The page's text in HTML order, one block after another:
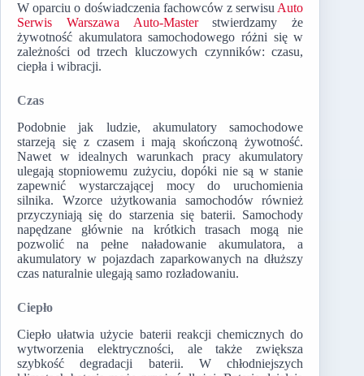
W oparciu o doświadczenia fachowców z serwisu Auto
Serwis Warszawa Auto-Masterstwierdzamy że
żywotność akumulatora samochodowego różni się w
zależności od trzech kluczowych czynników: czasu,
ciepła i wibracji.
Czas
Podobnie jak ludzie, akumulatory samochodowe
starzeją się z czasem i mają skończoną żywotność.
Nawet w idealnych warunkach pracy akumulatory
ulegają stopniowemu zużyciu, dopóki nie są w stanie
zapewnić wystarczającej mocy do uruchomienia
silnika. Wzorce użytkowania samochodów również
przyczyniają się do starzenia się baterii. Samochody
napędzane głównie na krótkich trasach mogą nie
pozwolić na pełne naładowanie akumulatora, a
akumulatory w pojazdach zaparkowanych na dłuższy
czas naturalnie ulegają samo rozładowaniu.
Ciepło
Ciepło ułatwia użycie baterii reakcji chemicznych do
wytworzenia elektryczności, ale także zwiększa
szybkość degradacji baterii. W chłodniejszych